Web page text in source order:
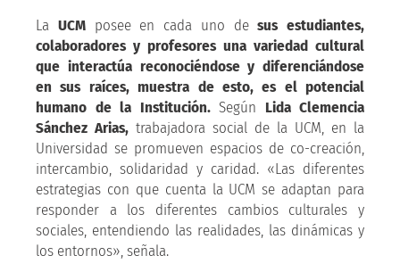
La UCM posee en cada uno desus estudiantes,
colaboradores y profesores una variedad cultural
que interactúa reconociéndose y diferenciándose
en sus raíces, muestra de esto, es el potencial
humano de la Institución. Según Lida Clemencia
Sánchez Arias, trabajadora social de la UCM, en la
Universidad se promueven espacios de co-creación,
intercambio, solidaridad y caridad. «Las diferentes
estrategias con que cuenta la UCM se adaptan para
responder a los diferentes cambios culturales y
sociales, entendiendo las realidades, las dinámicas y
los entornos», señala.